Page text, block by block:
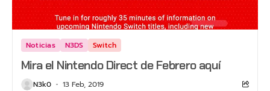
Noticias N3DS Switch
Mira el Nintendo Direct de Febrero aquí
N3k0 13 Feb, 2019